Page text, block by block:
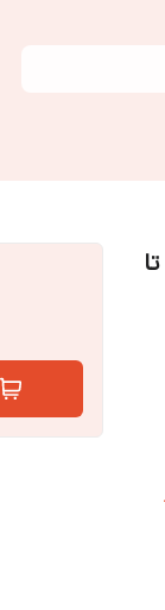
سیسمونی نوزاد ـ مانتو و شلوار نوزادی سایز ۱ تا